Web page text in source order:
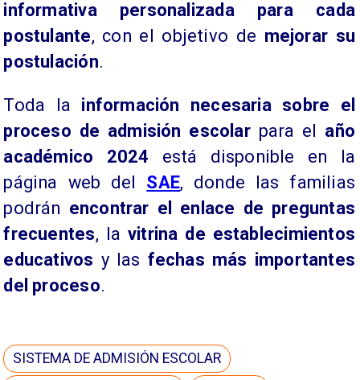
informativa personalizada para cada
postulante, con el objetivo de mejorar su
postulación.
Toda la información necesaria sobre el
proceso de admisión escolar para el año
académico 2024 está disponible en la
página web del SAE, donde las familias
podrán encontrar el enlace de preguntas
frecuentes, la vitrina de establecimientos
educativos y las fechas más importantes
del proceso.
SISTEMA DE ADMISIÓN ESCOLAR